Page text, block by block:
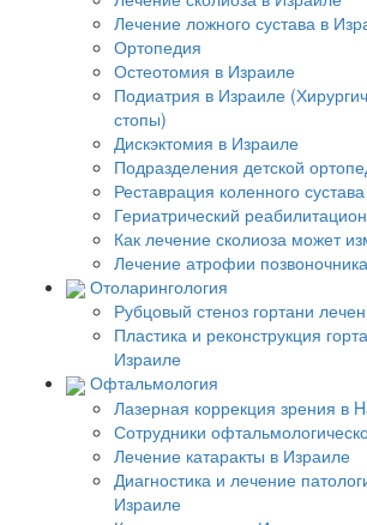
Лечение ложного сустава в
Ортопедия
Остеотомия в Израиле
Подиатрия в Израиле
стопы)
Дискэктомия в Израиле
Подразделения детской
Реставрация коленного
Гериатрический
Как лечение сколиоза может
Лечение атрофии
Отоларингология
Рубцовый стеноз гортани
Пластика и реконструкция
Израиле
Офтальмология
Лазерная коррекция зрения в
Сотрудники
Лечение катаракты в Израиле
Диагностика и лечение
Израиле